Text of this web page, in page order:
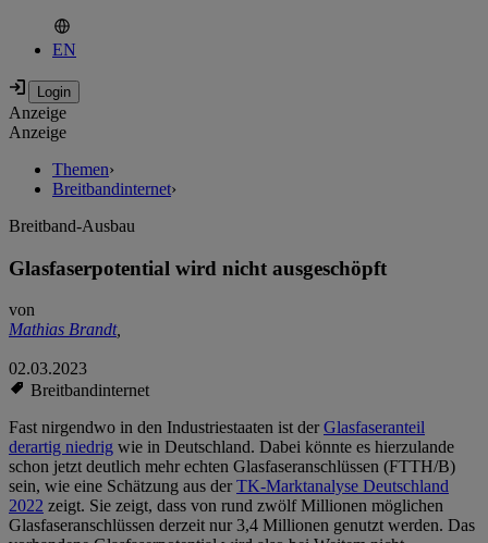
EN
Anzeige
Anzeige
Themen›
Breitbandinternet›
Breitband-Ausbau
Glasfaserpotential wird nicht ausgeschöpft
von
Mathias Brandt,
02.03.2023
Breitbandinternet
Fast nirgendwo in den Industriestaaten ist derGlasfaseranteil
derartig niedrig wie in Deutschland. Dabei könnte es hierzulande
schon jetzt deutlich mehr echten Glasfaseranschlüssen (FTTH/B)
sein, wie eine Schätzung aus derTK-Marktanalyse Deutschland
2022 zeigt. Sie zeigt, dass von rund zwölf Millionen möglichen
Glasfaseranschlüssen derzeit nur 3,4 Millionen genutzt werden. Das